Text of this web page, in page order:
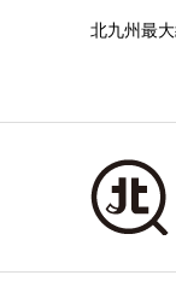
北九州最